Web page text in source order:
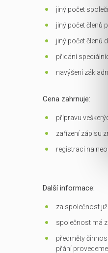
jiný počet
jiný počet členů
jiný počet členů
přidání
navýšení
Cena zahrnuje:
přípravu
zařízení zápisu
registraci na
Další informace:
za společnost
společnost má
předměty
přání